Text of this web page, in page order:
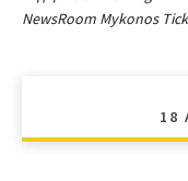
NewsRoom Mykonos
18